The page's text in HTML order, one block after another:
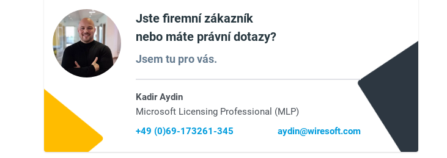
Jste firemní zákazník
nebo máte právní dotazy?
Jsem tu pro vás.
Kadir Aydin
Microsoft Licensing Professional (MLP)
+49 (0)69-173261-345
aydin@wiresoft.com